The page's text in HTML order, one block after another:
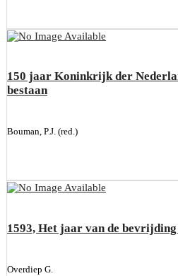
150 jaar Koninkrijk der
bestaan
Bouman, P.J. (red.)
1593, Het jaar van de
Overdiep G.